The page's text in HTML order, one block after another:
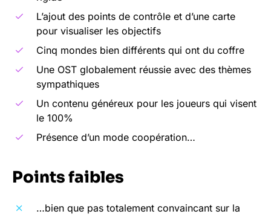
L’ajout des points de contrôle et d’une carte
pour visualiser les objectifs
Cinq mondes bien différents qui ont du coffre
Une OST globalement réussie avec des thèmes
sympathiques
Un contenu généreux pour les joueurs qui visent
le 100%
Présence d’un mode coopération…
Points faibles
…bien que pas totalement convaincant sur la